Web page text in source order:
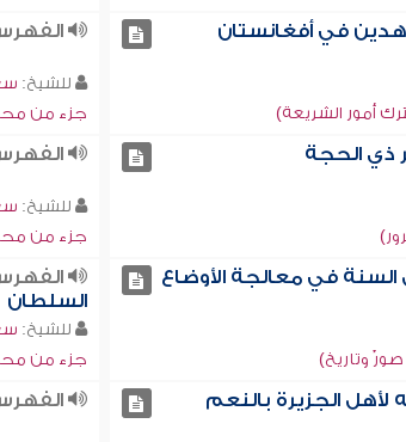
في أفغانستان
أمور الشريعة)
للشيخ:
جزء من
الحجة
للشيخ:
جزء من
في معالجة الأوضاع
وتاريخ)
السلطان
للشيخ:
جزء من
لأهل الجزيرة بالنعم